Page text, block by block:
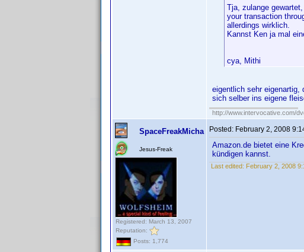
Tja, zulange
your transaction
allerdings wirklich.
Kannst Ken ja mal
cya, Mithi
eigentlich sehr eigenartig,
sich selber ins eigene
http://www.intervocative.com/
SpaceFreakMicha
Jesus-Freak
Registered: March 13, 2007
Reputation:
Posts: 1,774
Posted: February 2, 2008
Amazon.de bietet eine
kündigen kannst.
Last edited: February 2, 2008